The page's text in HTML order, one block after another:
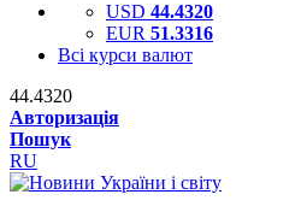
USD 44.4320
EUR 51.3316
Всі курси валют
44.4320
Авторизація
Пошук
RU